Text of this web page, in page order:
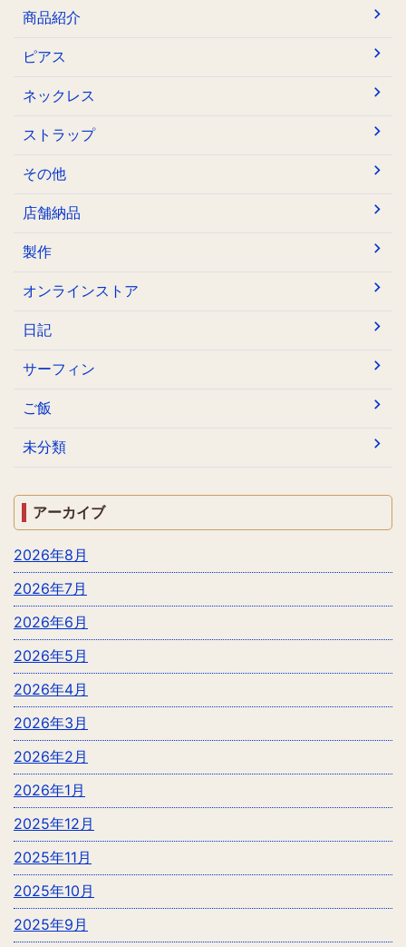
商品紹介
ピアス
ネックレス
ストラップ
その他
店舗納品
製作
オンラインストア
日記
サーフィン
ご飯
未分類
アーカイブ
2026年8月
2026年7月
2026年6月
2026年5月
2026年4月
2026年3月
2026年2月
2026年1月
2025年12月
2025年11月
2025年10月
2025年9月